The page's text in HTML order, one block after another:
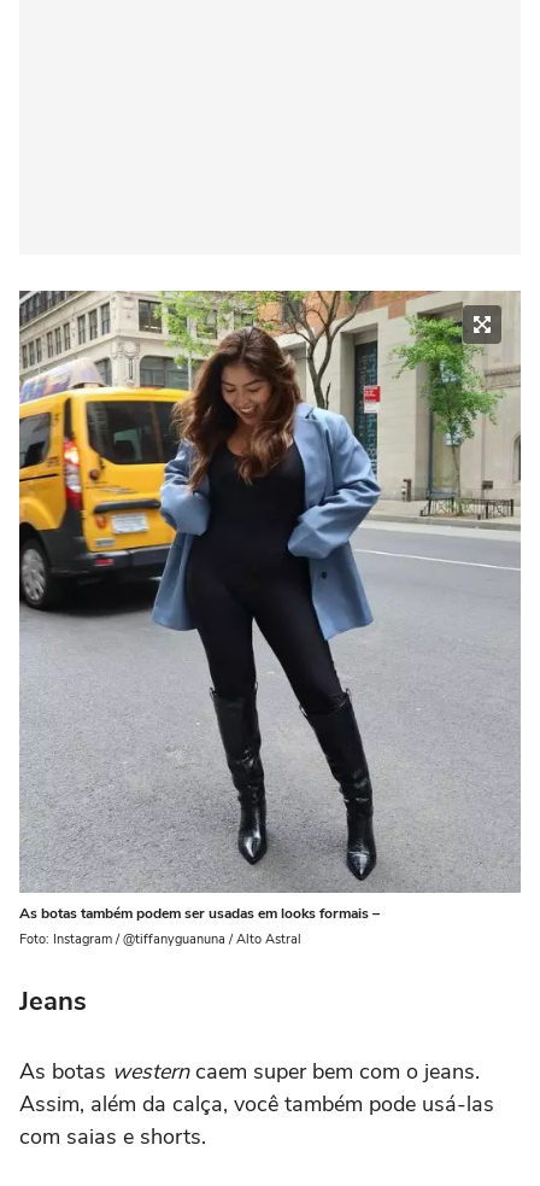
As botas também podem ser usadas em looks formais –
Foto: Instagram / @tiffanyguanuna / Alto Astral
Jeans
As botas westerncaem super bem com o jeans.
Assim, além da calça, você também pode usá-las
com saias e shorts.